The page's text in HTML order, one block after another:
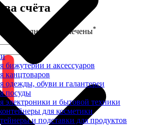
счёта
заполнения, отмечены*
бижутерии и аксессуаров
канцтоваров
одежды, обуви и галантереи
посуды
электроники и бытовой техники
для косметики
и подставки для продуктов